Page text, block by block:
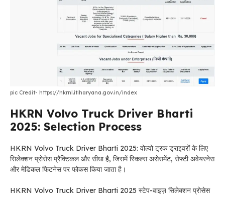
pic Credit- https://hkrnl.itiharyana.gov.in/index
HKRN Volvo Truck Driver Bharti
2025: Selection Process
HKRN Volvo Truck Driver Bharti 2025: वोल्वो ट्रक ड्राइवरों के लिए
सिलेक्शन प्रोसेस प्रैक्टिकल और सीधा है, जिसमें स्किल्स असेसमेंट, सेफ्टी अवेयरनेस
और मेडिकल फिटनेस पर फोकस किया जाता है।
HKRN Volvo Truck Driver Bharti 2025 स्टेप-वाइज़ सिलेक्शन प्रोसेस